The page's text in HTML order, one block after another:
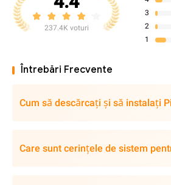
237.4K voturi
3
2
1
Întrebări Frecvente
Cum să descărcați și să instalați
Care sunt cerințele de sistem